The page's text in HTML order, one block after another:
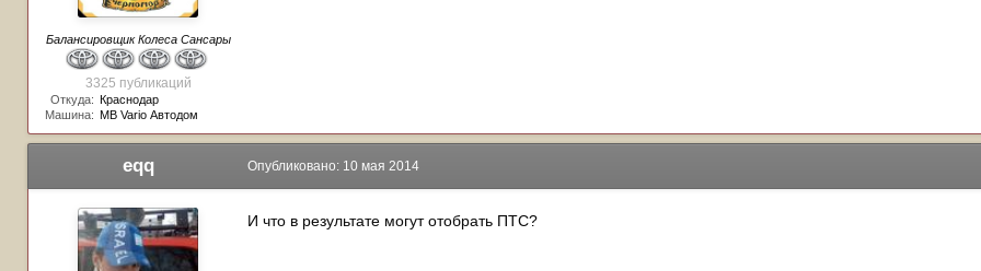
Балансировщик Колеса Сансары
3325 публикаций
Откуда: Краснодар
Машина: МВ Vario Автодом
eqq Опубликовано: 10 мая 2014
И что в результате могут отобрать ПТС?